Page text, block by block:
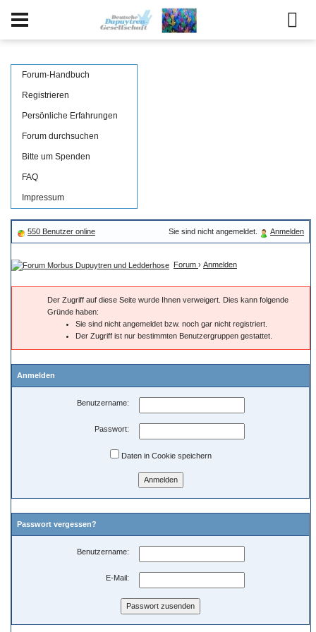
Forum-Handbuch
Registrieren
Persönliche Erfahrungen
Forum durchsuchen
Bitte um Spenden
FAQ
Impressum
550 Benutzer online Sie sind nicht angemeldet. Anmelden
Forum › Anmelden
Der Zugriff auf diese Seite wurde Ihnen verweigert. Dies kann folgende
Gründe haben:
Sie sind nicht angemeldet bzw. noch gar nicht registriert.
Der Zugriff ist nur bestimmten Benutzergruppen gestattet.
Anmelden
Benutzername:
Passwort:
Daten in Cookie speichern
Passwort vergessen?
Benutzername:
E-Mail: